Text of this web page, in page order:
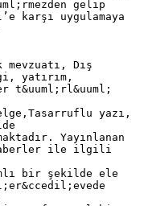
gelip
karşı uygulamaya
mevzuatı, Dış
yatırım,
t&uuml;rl&uuml;
yazı,
Yayınlanan
Haberler ile ilgili
bir şekilde ele